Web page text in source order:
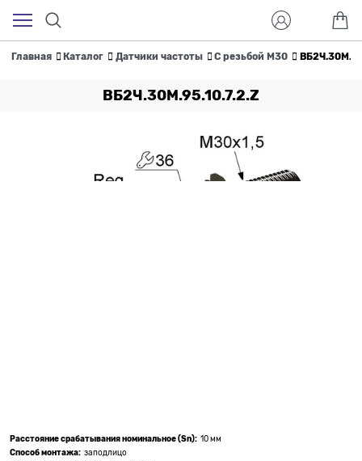
Главная Каталог Датчики частоты С резьбой M30
ВБ2Ч.30М.95.10.7.2.Z
Расстояние срабатывания номинальное (Sn): 10 мм
Способ монтажа: заподлицо